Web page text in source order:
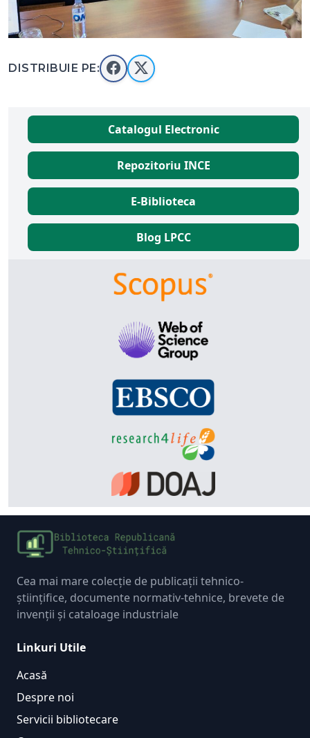
DISTRIBUIE PE:
Catalogul Electronic
Repozitoriu INCE
E-Biblioteca
Blog LPCC
Cea mai mare colecție de publicații tehnico-
științifice, documente normativ-tehnice, brevete de
invenții și cataloage industriale
Linkuri Utile
Acasă
Despre noi
Servicii bibliotecare